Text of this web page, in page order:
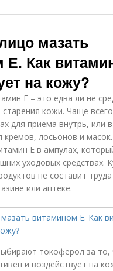
мазать
Е. Как
на кожу?
Е – это едва ли не
кожи. Чаще
для приема внутрь, или
кремов, лосьонов и
Е в ампулах,
уходовых средствах.
не составит
или аптеке.
токоферол за то,
и воздействует на